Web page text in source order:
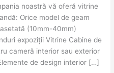
noastră vă oferă vitrine
Orice model de geam
(10mm-40mm)
expoziții Vitrine Cabine de
cameră interior sau exterior
de design interior […]